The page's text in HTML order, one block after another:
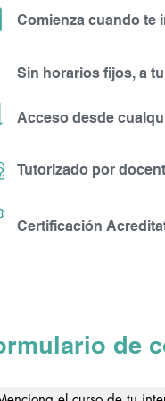
instancias de
al alumnado en la
Virtual, el
un
momento e ingresar
alumnos, poniendo en
Sin horarios fijos, a
Tutorizado por
Comienza cuando te
Acceso desde
Certificación
de